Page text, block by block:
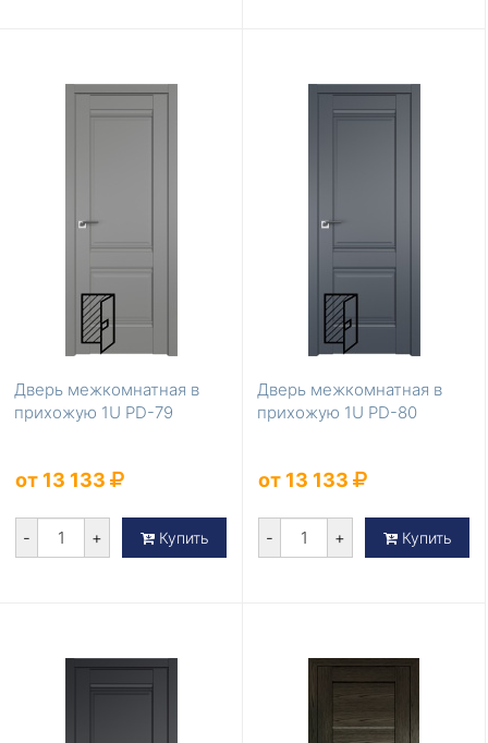
Дверь межкомнатная в
прихожую 1U PD-79
от 13 133
- + Купить
Дверь межкомнатная в
прихожую 1U PD-80
от 13 133
- + Купить